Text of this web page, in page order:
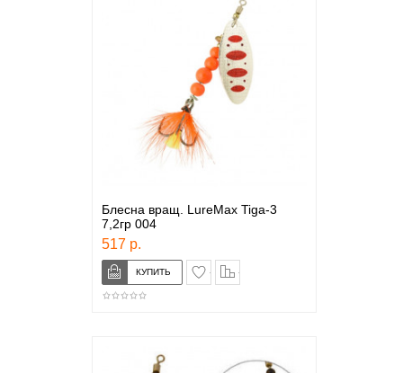
Блесна вращ. LureMax Tiga-3
7,2гр 004
517 р.
в закладки